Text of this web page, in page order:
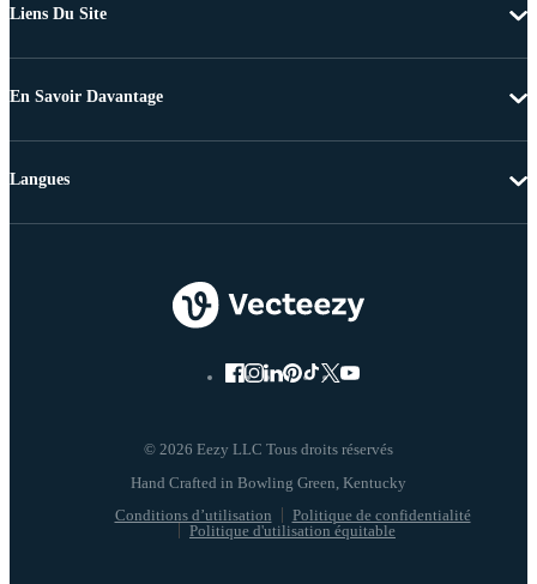
Liens Du Site
En Savoir Davantage
© 2026 Eezy LLC Tous droits réservés
Conditions d’utilisation
Politique de confidentialité
Politique d'utilisation équitable
Langues